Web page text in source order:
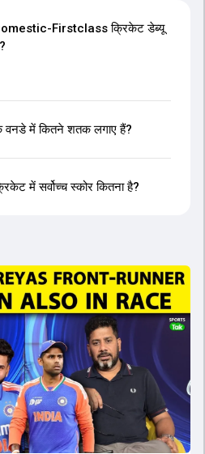
Firstclass क्रिकेट डेब्यू
में कितने शतक लगाए हैं?
में सर्वोच्च स्कोर कितना है?